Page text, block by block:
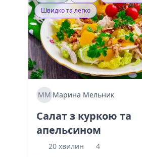
Швидко та легко
ММ Марина Мельник
Салат з куркою та
апельсином
20 хвилин
4